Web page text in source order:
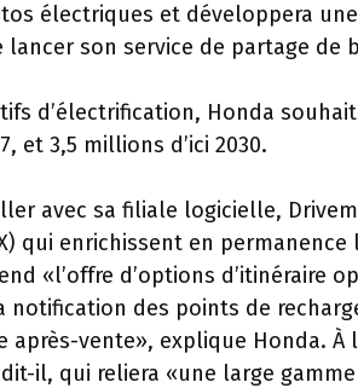
électriques et développera
lancer son service de partage de
d’électrification, Honda
et 3,5 millions d’ici 2030.
avec sa filiale logicielle,
qui enrichissent en
«l’offre d’options d’itinéraire
notification des points de
vente», explique Honda. À
il, qui reliera «une large